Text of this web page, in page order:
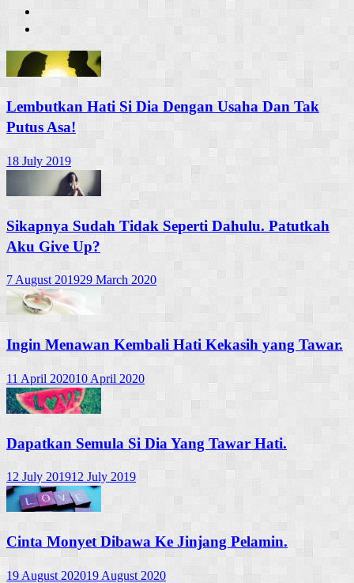
Lembutkan Hati Si Dia Dengan Usaha Dan Tak
Putus Asa!
18 July 2019
Sikapnya Sudah Tidak Seperti Dahulu. Patutkah
Aku Give Up?
7 August 201929 March 2020
Ingin Menawan Kembali Hati Kekasih yang Tawar.
11 April 202010 April 2020
Dapatkan Semula Si Dia Yang Tawar Hati.
12 July 201912 July 2019
Cinta Monyet Dibawa Ke Jinjang Pelamin.
19 August 202019 August 2020